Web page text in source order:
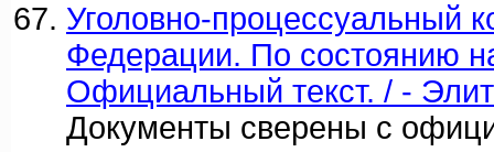
Уголовно-процессуальный
Федерации. По состоянию
Официальный текст. / -
Документы сверены с